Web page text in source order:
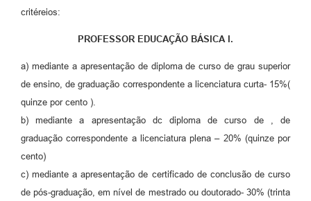
critéreios:
PROFESSOR EDUCAÇÃO BÁSICA I.
a) mediante a apresentação de diploma de curso de grau superior
de ensino, de graduação correspondente a licenciatura curta- 15%(
quinze por cento ).
b) mediante a apresentação dc diploma de curso de , de
graduação correspondente a licenciatura plena – 20% (quinze por
cento)
c) mediante a apresentação de certificado de conclusão de curso
de pós-graduação, em nível de mestrado ou doutorado- 30% (trinta